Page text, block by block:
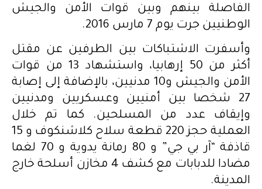
الفاصلة بينهم وبين قوات الأمن والجيش
الوطنيين جرت يوم 7 مارس 2016.
وأسفرت الاشتباكات بين الطرفين عن مقتل
أكثر من 50 إرهابيا، واستشهاد 13 من قوات
الأمن والجيش و10 مدنيين، بالإضافة إلى إصابة
27 شخصا بين أمنيين وعسكريين ومدنيين
وإيقاف عدد من المسلحين. كما تم خلال
العملية حجز 220 قطعة سلاح كلاشنكوف و 15
قاذفة “آر بي جي” و 80 رمانة يدوية و 70 لغما
مضادا للدبابات مع كشف 4 مخازن أسلحة خارج
المدينة.